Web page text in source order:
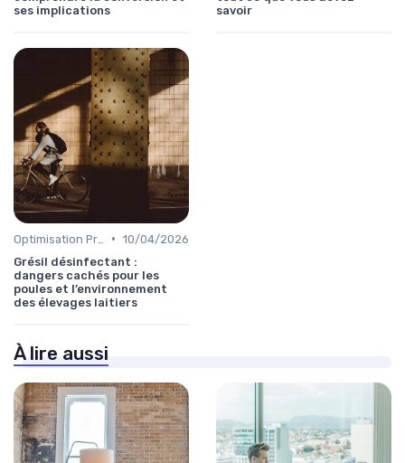
ses implications
savoir
• 10/04/2026
Grésil désinfectant :
dangers cachés pour les
poules et l’environnement
des élevages laitiers
À lire aussi